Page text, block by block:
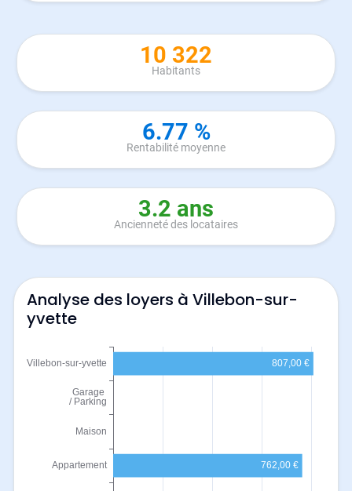
10 322
Habitants
6.77 %
Rentabilité moyenne
3.2 ans
Ancienneté des locataires
Analyse des loyers à Villebon-sur-
yvette